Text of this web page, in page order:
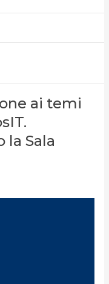
ai temi
la Sala